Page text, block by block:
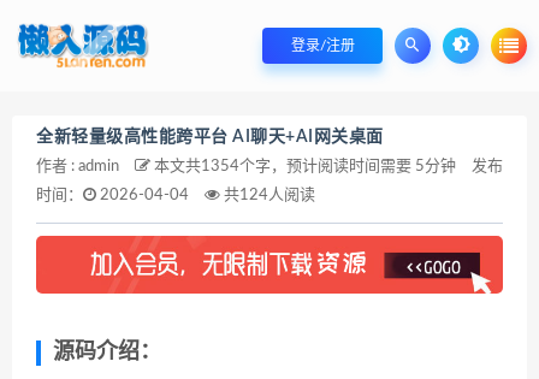
登录/注册
全新轻量级高性能跨平台 AI聊天+AI网关桌面
作者 : admin 本文共1354个字，预计阅读时间需要 5分钟
发布
时间：
2026-04-04 共124人阅读
源码介绍：